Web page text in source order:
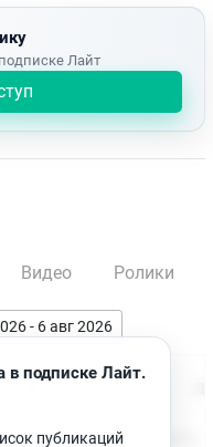
Лайт
Видео Ролики
- 6 авг 2026
чтения
изменить фильтр.
в подписке Лайт.
публикаций